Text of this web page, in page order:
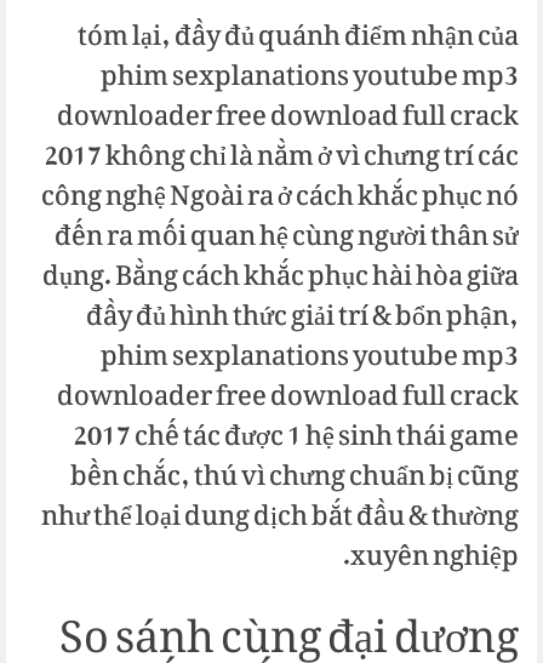
tóm lại, đầy đủ quánh điểm nhận của
phim sexplanations youtube mp3
downloader free download full crack
2017 không chỉ là nằm ở vì chưng trí các
công nghệ Ngoài ra ở cách khắc phục nó
đến ra mối quan hệ cùng người thân sử
dụng. Bằng cách khắc phục hài hòa giữa
đầy đủ hình thức giải trí & bổn phận,
phim sexplanations youtube mp3
downloader free download full crack
2017 chế tác được 1 hệ sinh thái game
bền chắc, thú vì chưng chuẩn bị cũng
như thể loại dung dịch bắt đầu & thường
xuyên nghiệp.